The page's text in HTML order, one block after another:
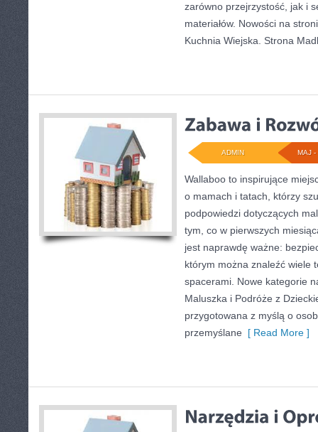
zarówno przejrzystość, jak i
materiałów. Nowości na
Kuchnia Wiejska. Strona
MAJ -
ADMIN
Wallaboo to inspirujące
o mamach i tatach, którzy
podpowiedzi dotyczących
tym, co w pierwszych
jest naprawdę ważne:
którym można znaleźć wiele
spacerami. Nowe kategorie
Maluszka i Podróże z
przygotowana z myślą o
przemyślane [ Read More ]